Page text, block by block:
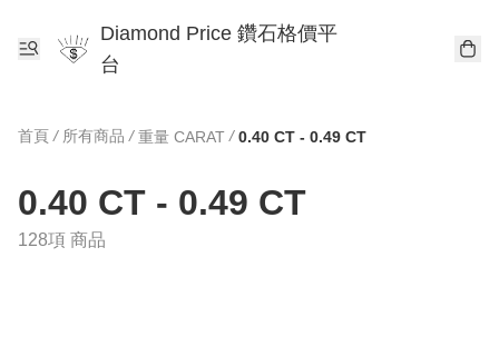
Diamond Price 鑽石格價平
台
首頁 / 所有商品 / 重量 CARAT / 0.40 CT - 0.49 CT
0.40 CT - 0.49 CT
128項 商品